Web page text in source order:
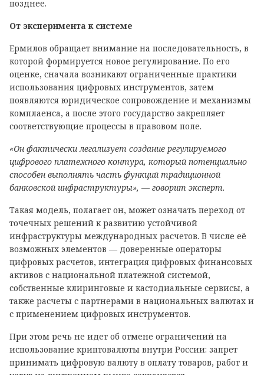
позднее.
От эксперимента к системе
Ермилов обращает внимание на последовательность, в
которой формируется новое регулирование. По его
оценке, сначала возникают ограниченные практики
использования цифровых инструментов, затем
появляются юридическое сопровождение и механизмы
комплаенса, а после этого государство закрепляет
соответствующие процессы в правовом поле.
«Он фактически легализует создание регулируемого
цифрового платежного контура, который потенциально
способен выполнять часть функций традиционной
банковской инфраструктуры», — говорит эксперт.
Такая модель, полагает он, может означать переход от
точечных решений к развитию устойчивой
инфраструктуры международных расчетов. В числе её
возможных элементов — доверенные операторы
цифровых расчетов, интеграция цифровых финансовых
активов с национальной платежной системой,
собственные клиринговые и кастодиальные сервисы, а
также расчеты с партнерами в национальных валютах и
с применением цифровых инструментов.
При этом речь не идет об отмене ограничений на
использование криптовалюты внутри России: запрет
принимать цифровую валюту в оплату товаров, работ и